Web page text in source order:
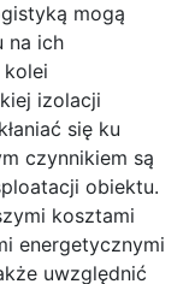
mogą
na ich
izolacji
się ku
czynnikiem są
obiektu.
kosztami
energetycznymi
uwzględnić